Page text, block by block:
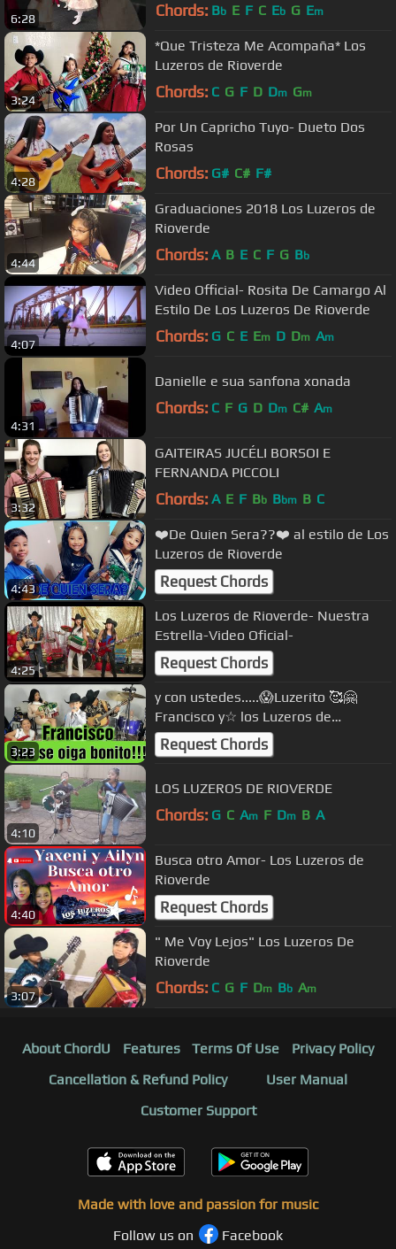
6:28 Chords: Bb E F C Eb G Em
3:24
*Que Tristeza Me Acompaña* Los
Luzeros de Rioverde
Chords: C G F D Dm Gm
4:28
Por Un Capricho Tuyo- Dueto Dos
Rosas
Chords: G# C# F#
4:44
Graduaciones 2018 Los Luzeros de
Rioverde
Chords: A B E C F G Bb
4:07
Video Official- Rosita De Camargo Al
Estilo De Los Luzeros De Rioverde
Chords: G C E Em D Dm Am
4:31
Danielle e sua sanfona xonada
Chords: C F G D Dm C# Am
3:32
GAITEIRAS JUCÉLI BORSOI E
FERNANDA PICCOLI
Chords: A E F Bb Bbm B C
4:43
❤️De Quien Sera??❤️ al estilo de Los
Luzeros de Rioverde
Request Chords
4:25
Los Luzeros de Rioverde- Nuestra
Estrella-Video Oficial-
Request Chords
3:23
y con ustedes.....😱Luzerito 🥰🤗
Francisco y☆ los Luzeros de
Rioverde☆🪗🎸🎵
Request Chords
4:10
LOS LUZEROS DE RIOVERDE
Chords: G C Am F Dm B A
4:40
Busca otro Amor- Los Luzeros de
Rioverde
Request Chords
3:07
" Me Voy Lejos" Los Luzeros De
Rioverde
Chords: C G F Dm Bb Am
About ChordU Features Terms Of Use
Privacy Policy
Cancellation & Refund Policy
User Manual
Customer Support
Made with love and passion for music
Follow us on
Facebook